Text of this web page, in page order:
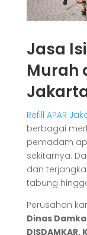
Jasa
Murah
Refill APAR
berbagai
pemadam
sekitarnya.
dan
tabung
Perusahan
Dinas
DISDAMKAR.